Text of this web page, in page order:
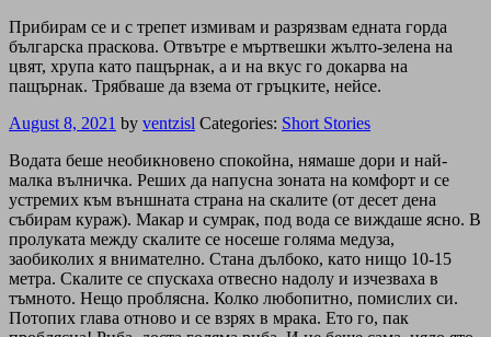
Прибирам се и с трепет измивам и разрязвам едната горда
българска праскова. Отвътре е мъртвешки жълто-зелена на
цвят, хрупа като пащърнак, а и на вкус го докарва на
пащърнак. Трябваше да взема от гръцките, нейсе.
August 8, 2021 by ventzisl Categories: Short Stories
Водата беше необикновено спокойна, нямаше дори и най-
малка вълничка. Реших да напусна зоната на комфорт и се
устремих към външната страна на скалите (от десет дена
събирам кураж). Макар и сумрак, под вода се виждаше ясно. В
пролуката между скалите се носеше голяма медуза,
заобиколих я внимателно. Стана дълбоко, като нищо 10-15
метра. Скалите се спускаха отвесно надолу и изчезваха в
тъмното. Нещо проблясна. Колко любопитно, помислих си.
Потопих глава отново и се взрях в мрака. Ето го, пак